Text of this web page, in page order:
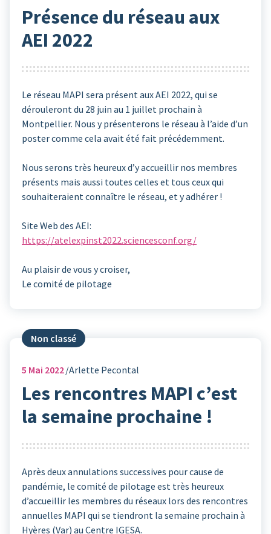
Présence du réseau aux
AEI 2022
Le réseau MAPI sera présent aux AEI 2022, qui se
dérouleront du 28 juin au 1 juillet prochain à
Montpellier. Nous y présenterons le réseau à l’aide d’un
poster comme cela avait été fait précédemment.
Nous serons très heureux d’y accueillir nos membres
présents mais aussi toutes celles et tous ceux qui
souhaiteraient connaître le réseau, et y adhérer !
Site Web des AEI:
https://atelexpinst2022.sciencesconf.org/
Au plaisir de vous y croiser,
Le comité de pilotage
Non classé
5 Mai 2022 Arlette Pecontal
Les rencontres MAPI c’est
la semaine prochaine !
Après deux annulations successives pour cause de
pandémie, le comité de pilotage est très heureux
d’accueillir les membres du réseaux lors des rencontres
annuelles MAPI qui se tiendront la semaine prochain à
Hyères (Var) au Centre IGESA.